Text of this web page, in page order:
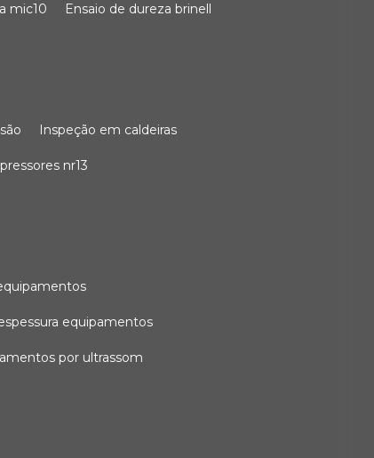
mic10 ensaio de dureza brinell
inspeção em caldeiras
nr13
equipamentos
por ultrassom